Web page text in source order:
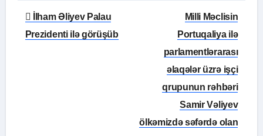
Yazı
naviqasiyası
İlham Əliyev Palau
Prezidenti ilə görüşüb
Milli Məclisin
Portuqaliya ilə
parlamentlərarası
əlaqələr üzrə işçi
qrupunun rəhbəri
Samir Vəliyev
ölkəmizdə səfərdə olan